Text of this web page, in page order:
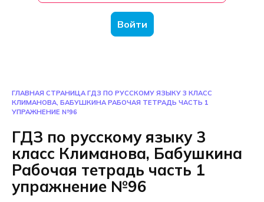
Войти
ГЛАВНАЯ СТРАНИЦА ГДЗ ПО РУССКОМУ ЯЗЫКУ 3 КЛАСС
КЛИМАНОВА, БАБУШКИНА РАБОЧАЯ ТЕТРАДЬ ЧАСТЬ 1
УПРАЖНЕНИЕ №96
ГДЗ по русскому языку 3
класс Климанова, Бабушкина
Рабочая тетрадь часть 1
упражнение №96